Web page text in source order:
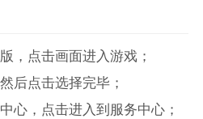
，点击画面进入游戏；
后点击选择完毕；
心，点击进入到服务中心；